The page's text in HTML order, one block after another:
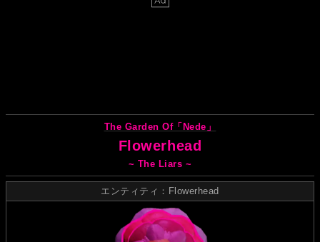
The Garden Of「Nede」
Flowerhead
~ The Liars ~
エンティティ：Flowerhead